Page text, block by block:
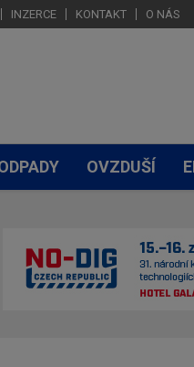
INZERCE KONTAKT O NÁS
OVZDUŠÍ